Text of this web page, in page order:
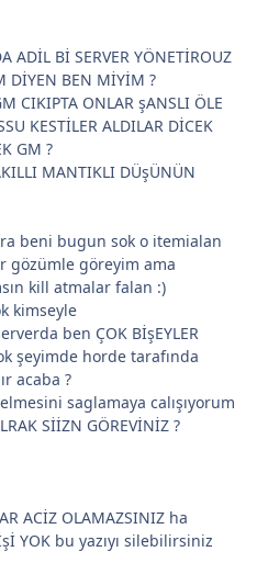
ADİL Bİ SERVER YÖNETİROUZ
DİYEN BEN MİYİM ?
CIKIPTA ONLAR şANSLI ÖLE
KESTİLER ALDILAR DİCEK
GM ?
MANTIKLI DÜşÜNÜN
beni bugun sok o itemialan
gözümle göreyim ama
kill atmalar falan :)
kimseyle
ben ÇOK BİşEYLER
şeyimde horde tarafında
acaba ?
saglamaya calışıyorum
SİİZN GÖREVİNİZ ?
ACİZ OLAMAZSINIZ ha
YOK bu yazıyı silebilirsiniz